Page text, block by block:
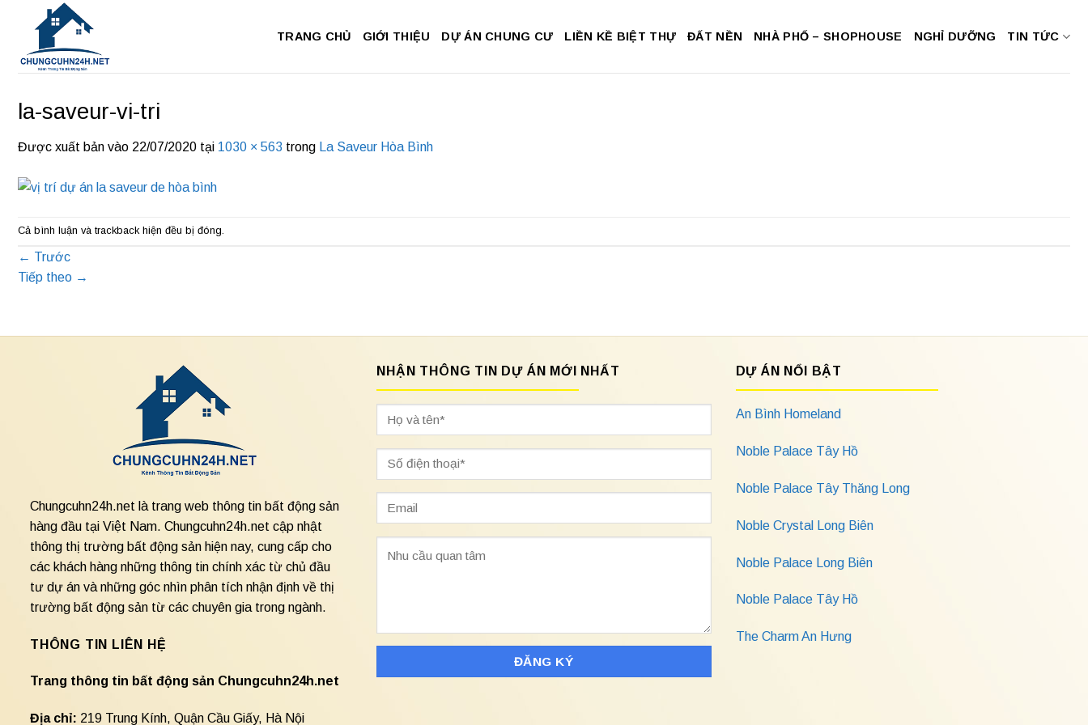
dung
TRANG CHỦ GIỚI THIỆU DỰ ÁN CHUNG CƯ LIỀN KỀ BIỆT THỰ ĐẤT NỀN NHÀ PHỐ – SHOPHOUSE NGHỈ DƯỠNG TIN TỨC
la-saveur-vi-tri
Được xuất bản vào 22/07/2020 tại 1030 × 563 trong La Saveur Hòa Bình
Cả bình luận và trackback hiện đều bị đóng.
← Trước
Tiếp theo →
Chungcuhn24h.net là trang web thông tin bất động sản
hàng đầu tại Việt Nam. Chungcuhn24h.net cập nhật
thông thị trường bất động sản hiện nay, cung cấp cho
các khách hàng những thông tin chính xác từ chủ đầu
tư dự án và những góc nhìn phân tích nhận định về thị
trường bất động sản từ các chuyên gia trong ngành.
THÔNG TIN LIÊN HỆ
Trang thông tin bất động sản Chungcuhn24h.net
Địa chỉ: 219 Trung Kính, Quận Cầu Giấy, Hà Nội
NHẬN THÔNG TIN DỰ ÁN MỚI NHẤT DỰ ÁN NỔI BẬT
An Bình Homeland
Noble Palace Tây Hồ
Noble Palace Tây Thăng Long
Noble Crystal Long Biên
Noble Palace Long Biên
Noble Palace Tây Hồ
The Charm An Hưng